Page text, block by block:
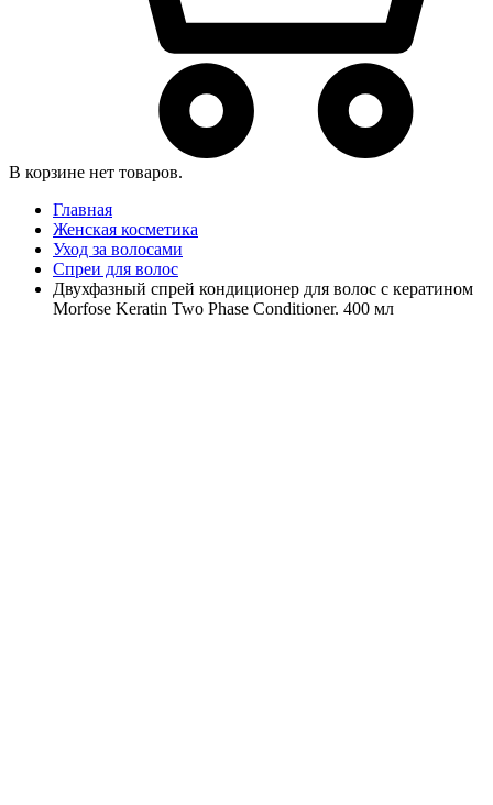
В корзине нет товаров.
Главная
Женская косметика
Уход за волосами
Спреи для волос
Двухфазный спрей кондиционер для волос с кератином
Morfose Keratin Two Phase Conditioner. 400 мл